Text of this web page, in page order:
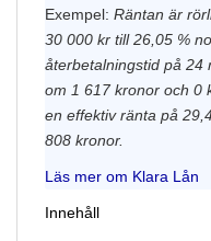
Exempel: Räntan är
30 000 kr till 26,05 %
återbetalningstid på 24
om 1 617 kronor och 0
en effektiv ränta på
808 kronor.
Läs mer om Klara Lån
Innehåll